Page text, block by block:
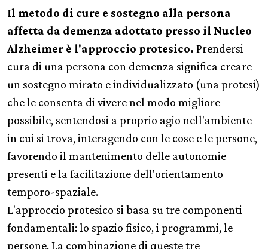
Il metodo di cure e sostegno alla persona
affetta da demenza adottato presso il Nucleo
Alzheimer è l'approccio protesico. Prendersi
cura di una persona con demenza significa creare
un sostegno mirato e individualizzato (una protesi)
che le consenta di vivere nel modo migliore
possibile, sentendosi a proprio agio nell'ambiente
in cui si trova, interagendo con le cose e le persone,
favorendo il mantenimento delle autonomie
presenti e la facilitazione dell'orientamento
temporo-spaziale.
L'approccio protesico si basa su tre componenti
fondamentali: lo spazio fisico, i programmi, le
persone. La combinazione di queste tre